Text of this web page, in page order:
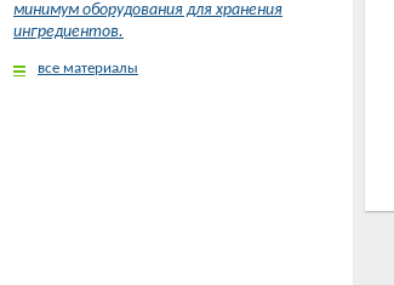
минимум оборудования для хранения
ингредиентов.
все материалы